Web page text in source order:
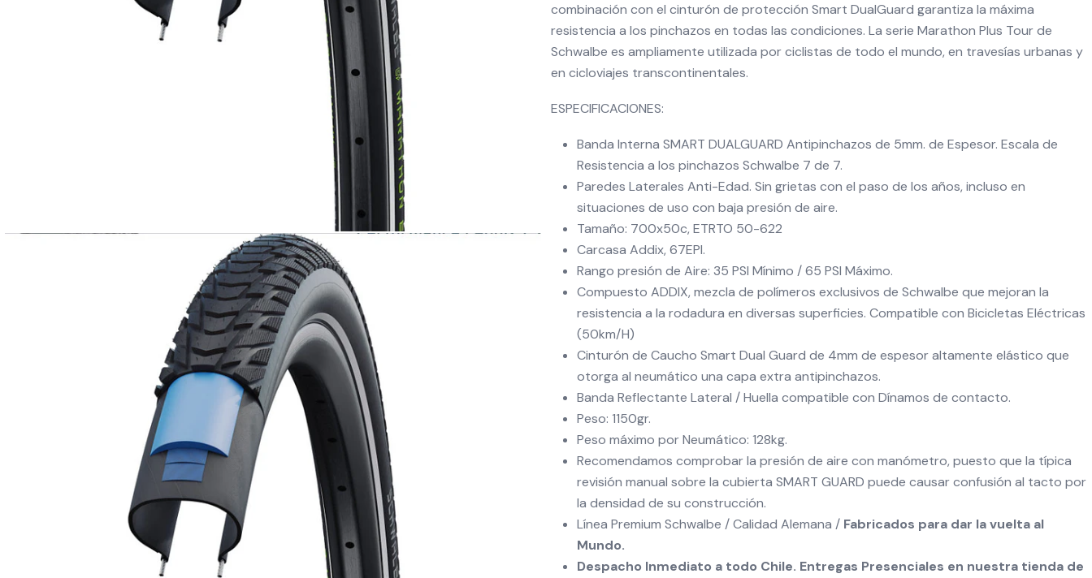
combinación con el cinturón de protección Smart DualGuard garantiza la máxima
resistencia a los pinchazos en todas las condiciones. La serie Marathon Plus Tour de
Schwalbe es ampliamente utilizada por ciclistas de todo el mundo, en travesías urbanas y
en cicloviajes transcontinentales.
ESPECIFICACIONES:
Banda Interna SMART DUALGUARD Antipinchazos de 5mm. de Espesor. Escala de
Resistencia a los pinchazos Schwalbe 7 de 7.
Paredes Laterales Anti-Edad. Sin grietas con el paso de los años, incluso en
situaciones de uso con baja presión de aire.
Tamaño: 700x50c, ETRTO 50-622
Carcasa Addix, 67EPI.
Rango presión de Aire: 35 PSI Mínimo / 65 PSI Máximo.
Compuesto ADDIX, mezcla de polímeros exclusivos de Schwalbe que mejoran la
resistencia a la rodadura en diversas superficies. Compatible con Bicicletas Eléctricas
(50km/H)
Cinturón de Caucho Smart Dual Guard de 4mm de espesor altamente elástico que
otorga al neumático una capa extra antipinchazos.
Banda Reflectante Lateral / Huella compatible con Dínamos de contacto.
Peso: 1150gr.
Peso máximo por Neumático: 128kg.
Recomendamos comprobar la presión de aire con manómetro, puesto que la típica
revisión manual sobre la cubierta SMART GUARD puede causar confusión al tacto por
la densidad de su construcción.
Línea Premium Schwalbe / Calidad Alemana / Fabricados para dar la vuelta al
Mundo.
Despacho Inmediato a todo Chile. Entregas Presenciales en nuestra tienda de